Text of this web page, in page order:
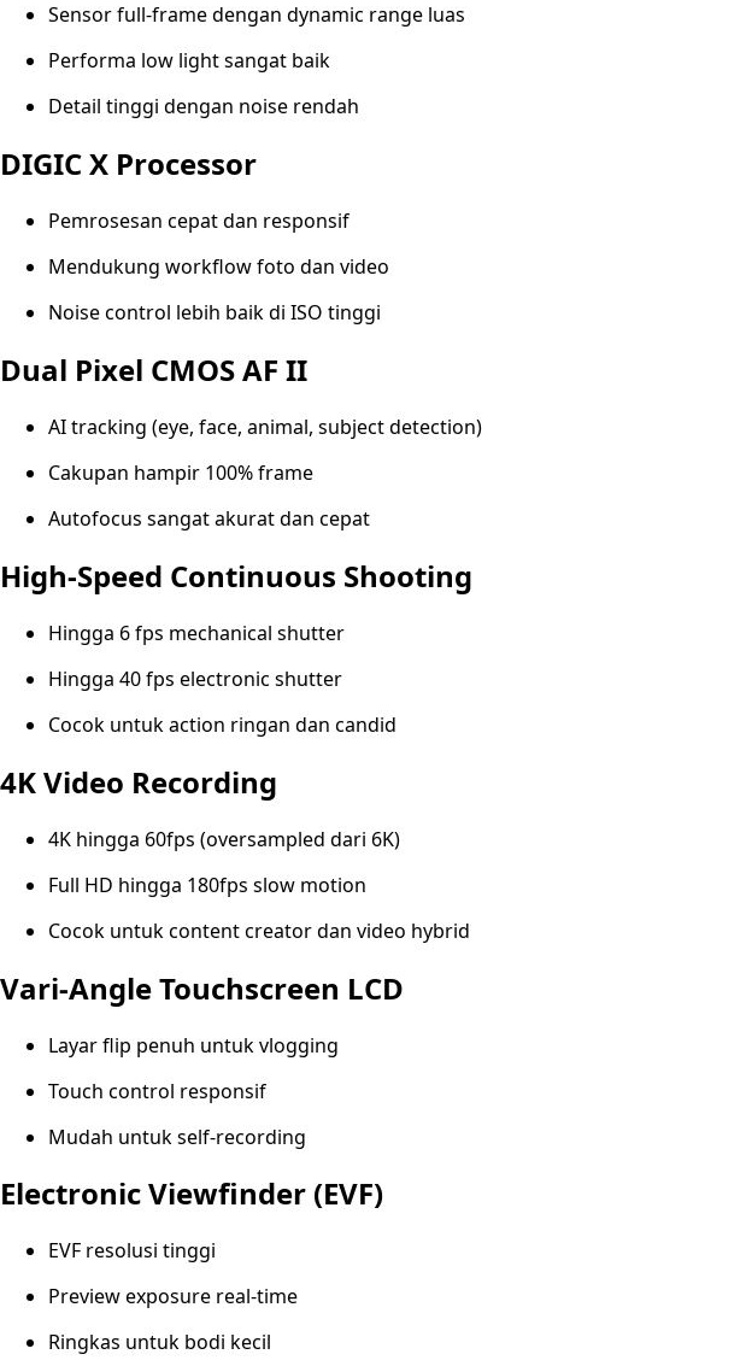
Sensor full-frame dengan dynamic range luas
Performa low light sangat baik
Detail tinggi dengan noise rendah
DIGIC X Processor
Pemrosesan cepat dan responsif
Mendukung workflow foto dan video
Noise control lebih baik di ISO tinggi
Dual Pixel CMOS AF II
AI tracking (eye, face, animal, subject detection)
Cakupan hampir 100% frame
Autofocus sangat akurat dan cepat
High-Speed Continuous Shooting
Hingga 6 fps mechanical shutter
Hingga 40 fps electronic shutter
Cocok untuk action ringan dan candid
4K Video Recording
4K hingga 60fps (oversampled dari 6K)
Full HD hingga 180fps slow motion
Cocok untuk content creator dan video hybrid
Vari-Angle Touchscreen LCD
Layar flip penuh untuk vlogging
Touch control responsif
Mudah untuk self-recording
Electronic Viewfinder (EVF)
EVF resolusi tinggi
Preview exposure real-time
Ringkas untuk bodi kecil